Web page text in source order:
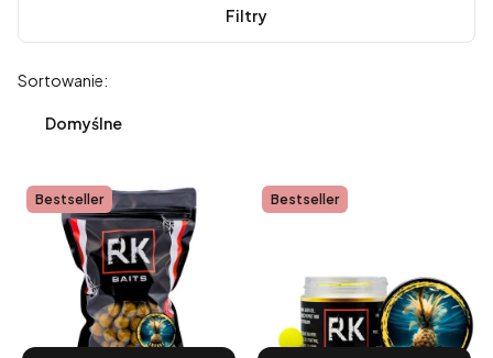
Filtry
Lista produktów
Sortowanie:
Domyślne
Bestseller Bestseller